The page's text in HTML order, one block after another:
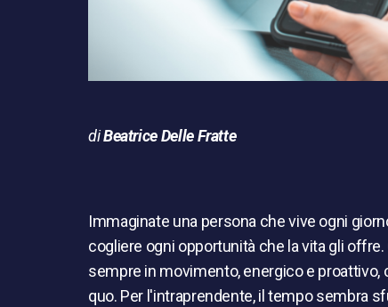
diBeatrice Delle Fratte
Immaginate una persona che vive ogni
cogliere ogni opportunità che la vita gli
sempre in movimento, energico e
quo. Per l'intraprendente, il tempo sembra